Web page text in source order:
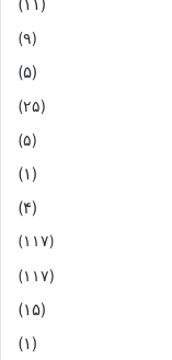
(۹)
(۵)
(۲۵)
(۵)
(۱)
(۴)
(۱۱۷)
(۱۱۷)
(۱۵)
(۱)